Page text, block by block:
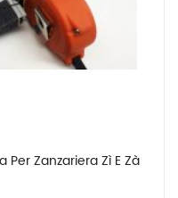
Per Zanzariera Zì E Zà